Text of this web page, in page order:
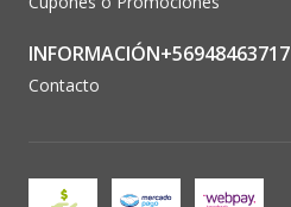
INFORMACIÓN+56948463717
Contacto